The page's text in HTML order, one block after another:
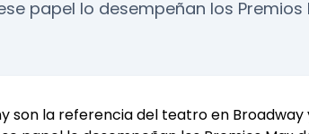
papel lo desempeñan los
son la referencia del teatro en